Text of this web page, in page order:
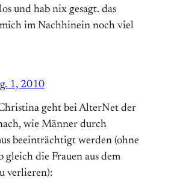
und hab nix gesagt. das
im Nachhinein noch viel
1, 2010
geht bei AlterNet der
wie Männer durch
beeinträchtigt werden (ohne
gleich die Frauen aus dem
verlieren):